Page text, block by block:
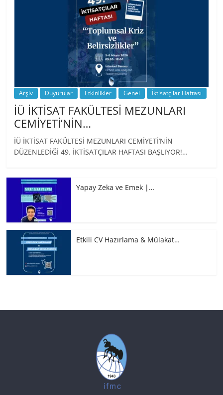
Arşiv Duyurular Etkinlikler Genel İktisatçılar Haftası
İÜ İKTİSAT FAKÜLTESİ MEZUNLARI
CEMİYETİ’NİN…
İÜ İKTİSAT FAKÜLTESİ MEZUNLARI CEMİYETİ’NİN
DÜZENLEDİĞİ 49. İKTİSATÇILAR HAFTASI BAŞLIYOR!…
Yapay Zeka ve Emek |…
Etkili CV Hazırlama & Mülakat…